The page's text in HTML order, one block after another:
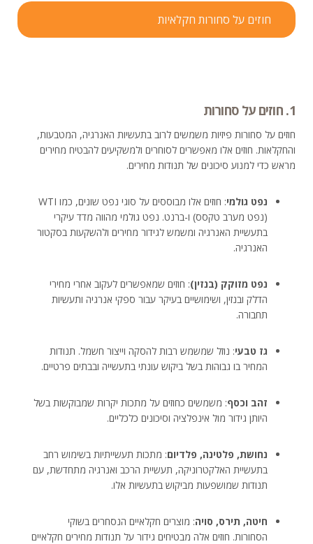
חוזים על סחורות חקלאיות
1. חוזים על סחורות
חוזים על סחורות פיזיות משמשים לרוב בתעשיות האנרגיה, המטבעות,
והחקלאות. חוזים אלו מאפשרים לסוחרים ולמשקיעים להבטיח מחירים
מראש כדי למנוע סיכונים של תנודות מחירים.
נפט גולמי
: חוזים אלו מבוססים על סוגי נפט שונים, כמו WTI
(נפט מערב טקסס) ו-ברנט. נפט גולמי מהווה מדד עיקרי
בתעשיית האנרגיה ומשמש לגידור מחירים ולהשקעות בסקטור
האנרגיה.
נפט מזוקק (בנזין): חוזים שמאפשרים לעקוב אחרי מחירי
הדלק ובנזין, ושימושיים בעיקר עבור ספקי אנרגיה ותעשיות
תחבורה.
גז טבעי: נוזל שמשמש רבות להסקה וייצור חשמל. תנודות
המחיר בו גבוהות בשל ביקוש עונתי בתעשייה ובבתים פרטיים.
זהב וכסף: משמשים כחוזים על מתכות יקרות שמבוקשות בשל
היותן גידור מול אינפלציה וסיכונים כלכליים.
נחושת, פלטינה, פלדיום: מתכות תעשייתיות בשימוש רחב
בתעשיית האלקטרוניקה, תעשיית הרכב ואנרגיה מתחדשת, עם
תנודות שמושפעות מביקוש בתעשיות אלו.
חיטה, תירס, סויה: מוצרים חקלאיים הנסחרים בשוקי
הסחורות. חוזים אלה מבטיחים גידור על תנודות מחירים חקלאיים